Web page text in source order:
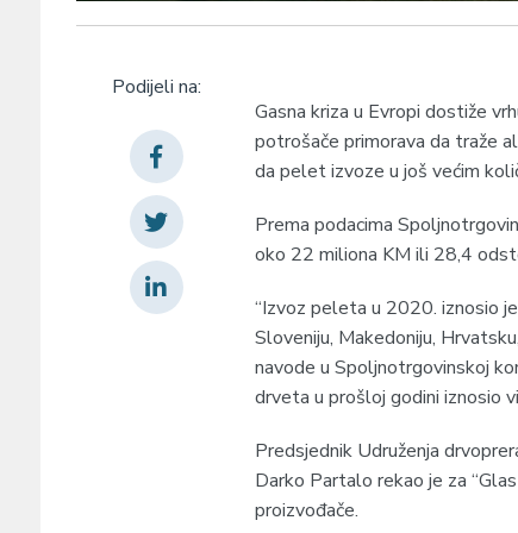
Podijeli na:
Gasna kriza u Evropi dostiže
potrošače primorava da traže
da pelet izvoze u još većim
Prema podacima
oko 22 miliona KM ili 28,4
“Izvoz peleta u 2020. iznosio
Sloveniju, Makedoniju,
navode u Spoljnotrgovinskoj
drveta u prošloj godini iznosio
Predsjednik Udruženja
Darko Partalo rekao je za
proizvođače.